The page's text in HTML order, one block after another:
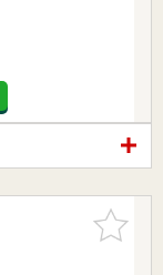
お気に入
りに追加